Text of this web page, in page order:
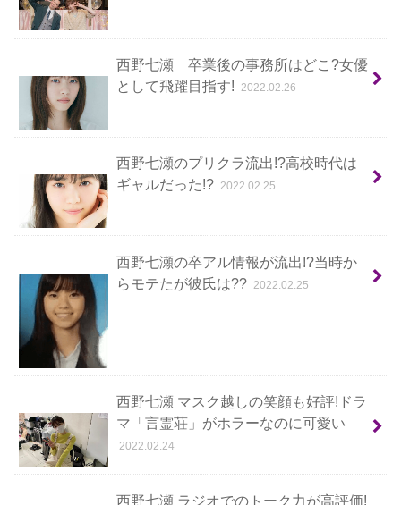
西野七瀬 卒業後の事務所はどこ?女優
として飛躍目指す!
2022.02.26
西野七瀬のプリクラ流出!?高校時代は
ギャルだった!? 2022.02.25
西野七瀬の卒アル情報が流出!?当時か
らモテたが彼氏は??
2022.02.25
西野七瀬 マスク越しの笑顔も好評!ドラ
マ「言霊荘」がホラーなのに可愛い
2022.02.24
西野七瀬 ラジオでのトーク力が高評価!